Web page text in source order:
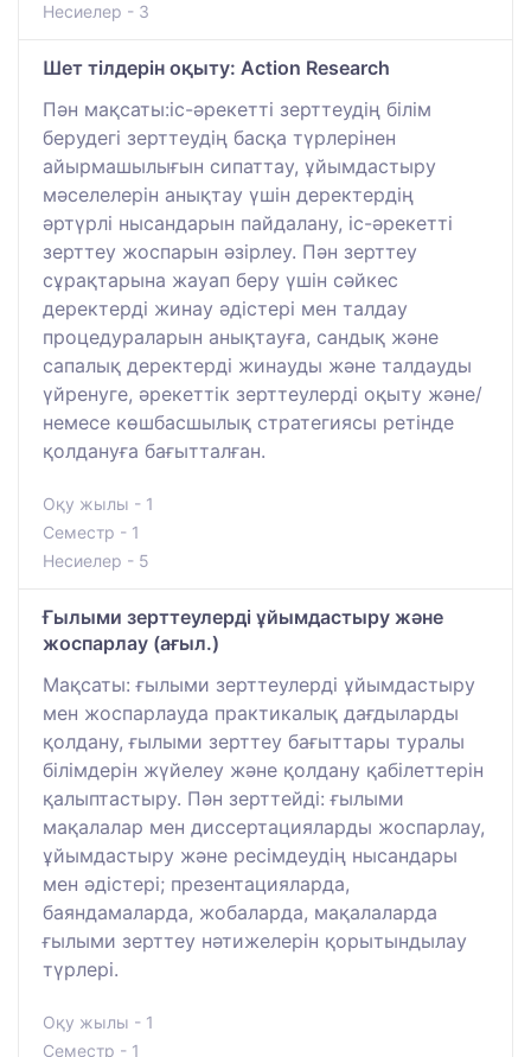
Несиелер - 3
Шет тілдерін оқыту: Action Research
Пән мақсаты:іс-әрекетті зерттеудің білім
берудегі зерттеудің басқа түрлерінен
айырмашылығын сипаттау, ұйымдастыру
мәселелерін анықтау үшін деректердің
әртүрлі нысандарын пайдалану, іс-әрекетті
зерттеу жоспарын әзірлеу. Пән зерттеу
сұрақтарына жауап беру үшін сәйкес
деректерді жинау әдістері мен талдау
процедураларын анықтауға, сандық және
сапалық деректерді жинауды және талдауды
үйренуге, әрекеттік зерттеулерді оқыту және/
немесе көшбасшылық стратегиясы ретінде
қолдануға бағытталған.
Оқу жылы - 1
Семестр - 1
Несиелер - 5
Ғылыми зерттеулерді ұйымдастыру және
жоспарлау (ағыл.)
Мақсаты: ғылыми зерттеулерді ұйымдастыру
мен жоспарлауда практикалық дағдыларды
қолдану, ғылыми зерттеу бағыттары туралы
білімдерін жүйелеу және қолдану қабілеттерін
қалыптастыру. Пән зерттейді: ғылыми
мақалалар мен диссертацияларды жоспарлау,
ұйымдастыру және ресімдеудің нысандары
мен әдістері; презентацияларда,
баяндамаларда, жобаларда, мақалаларда
ғылыми зерттеу нәтижелерін қорытындылау
түрлері.
Оқу жылы - 1
Семестр - 1